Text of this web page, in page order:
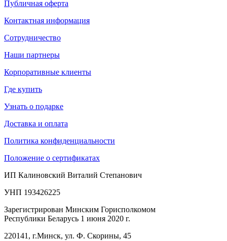
Публичная оферта
Контактная информация
Сотрудничество
Наши партнеры
Корпоративные клиенты
Где купить
Узнать о подарке
Доставка и оплата
Политика конфиденциальности
Положение о сертификатах
ИП Калиновский Виталий Степанович
УНП 193426225
Зарегистрирован Минским Горисполкомом
Республики Беларусь 1 июня 2020 г.
220141, г.Минск, ул. Ф. Скорины, 45